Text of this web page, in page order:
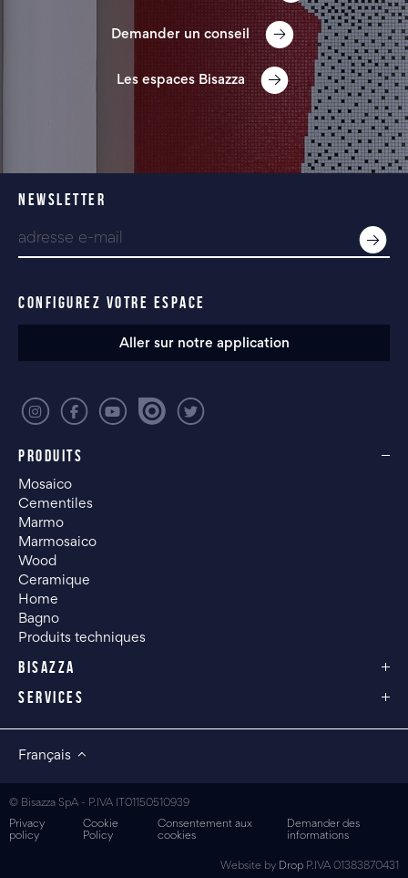
Demander un conseil
Les espaces Bisazza
PRODUITS
Mosaico
Cementiles
Marmo
Marmosaico
Wood
Ceramique
Home
Bagno
Produits techniques
BISAZZA
SERVICES
NEWSLETTER
CONFIGUREZ VOTRE ESPACE
Aller sur notre application
Français
© Bisazza SpA - P.IVA IT01150510939
Privacy
policy
Cookie
Policy
Consentement aux
cookies
Demander des
informations
Website by Drop P.IVA 01383870431